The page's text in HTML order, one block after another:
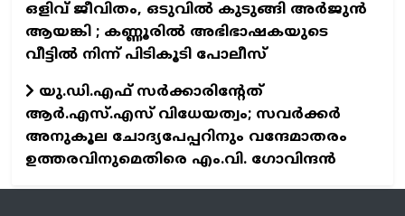
ഒളിവ് ജീവിതം, ഒടുവിൽ കുടുങ്ങി അർജുൻ
ആയങ്കി ; കണ്ണൂരിൽ അഭിഭാഷകയുടെ
വീട്ടിൽ നിന്ന് പിടികൂടി പോലീസ്
യു.ഡി.എഫ് സർക്കാരിന്റേത്
ആർ.എസ്.എസ് വിധേയത്വം; സവർക്കർ
അനുകൂല ചോദ്യപേപ്പറിനും വന്ദേമാതരം
ഉത്തരവിനുമെതിരെ എം.വി. ഗോവിന്ദൻ